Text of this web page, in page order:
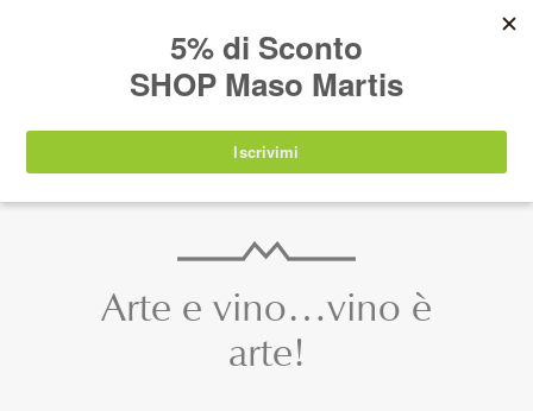
IT EN DE SHOP
Arte e vino…vino è
arte!
nuovamente disponibili a partire da
agosto 2026.